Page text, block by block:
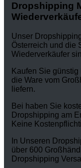
Dropshipping
Unser
Österreich und die
Wiederverkäufer
Kaufen Sie
die Ware vom
liefern.
Bei haben Sie
Dropshipping am
Keine
In Unseren
über 600
Dropshipping